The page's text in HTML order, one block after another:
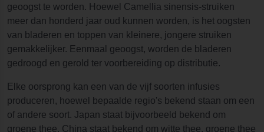
geoogst te worden. Hoewel Camellia sinensis-struiken
meer dan honderd jaar oud kunnen worden, is het oogsten
van bladeren en toppen van kleinere, jongere struiken
gemakkelijker. Eenmaal geoogst, worden de bladeren
gedroogd en gerold ter voorbereiding op distributie.
Elke oorsprong kan een van de vijf soorten infusies
produceren, hoewel bepaalde regio's bekend staan om een
of andere soort. Japan staat bijvoorbeeld bekend om
groene thee. China staat bekend om witte thee, groene thee